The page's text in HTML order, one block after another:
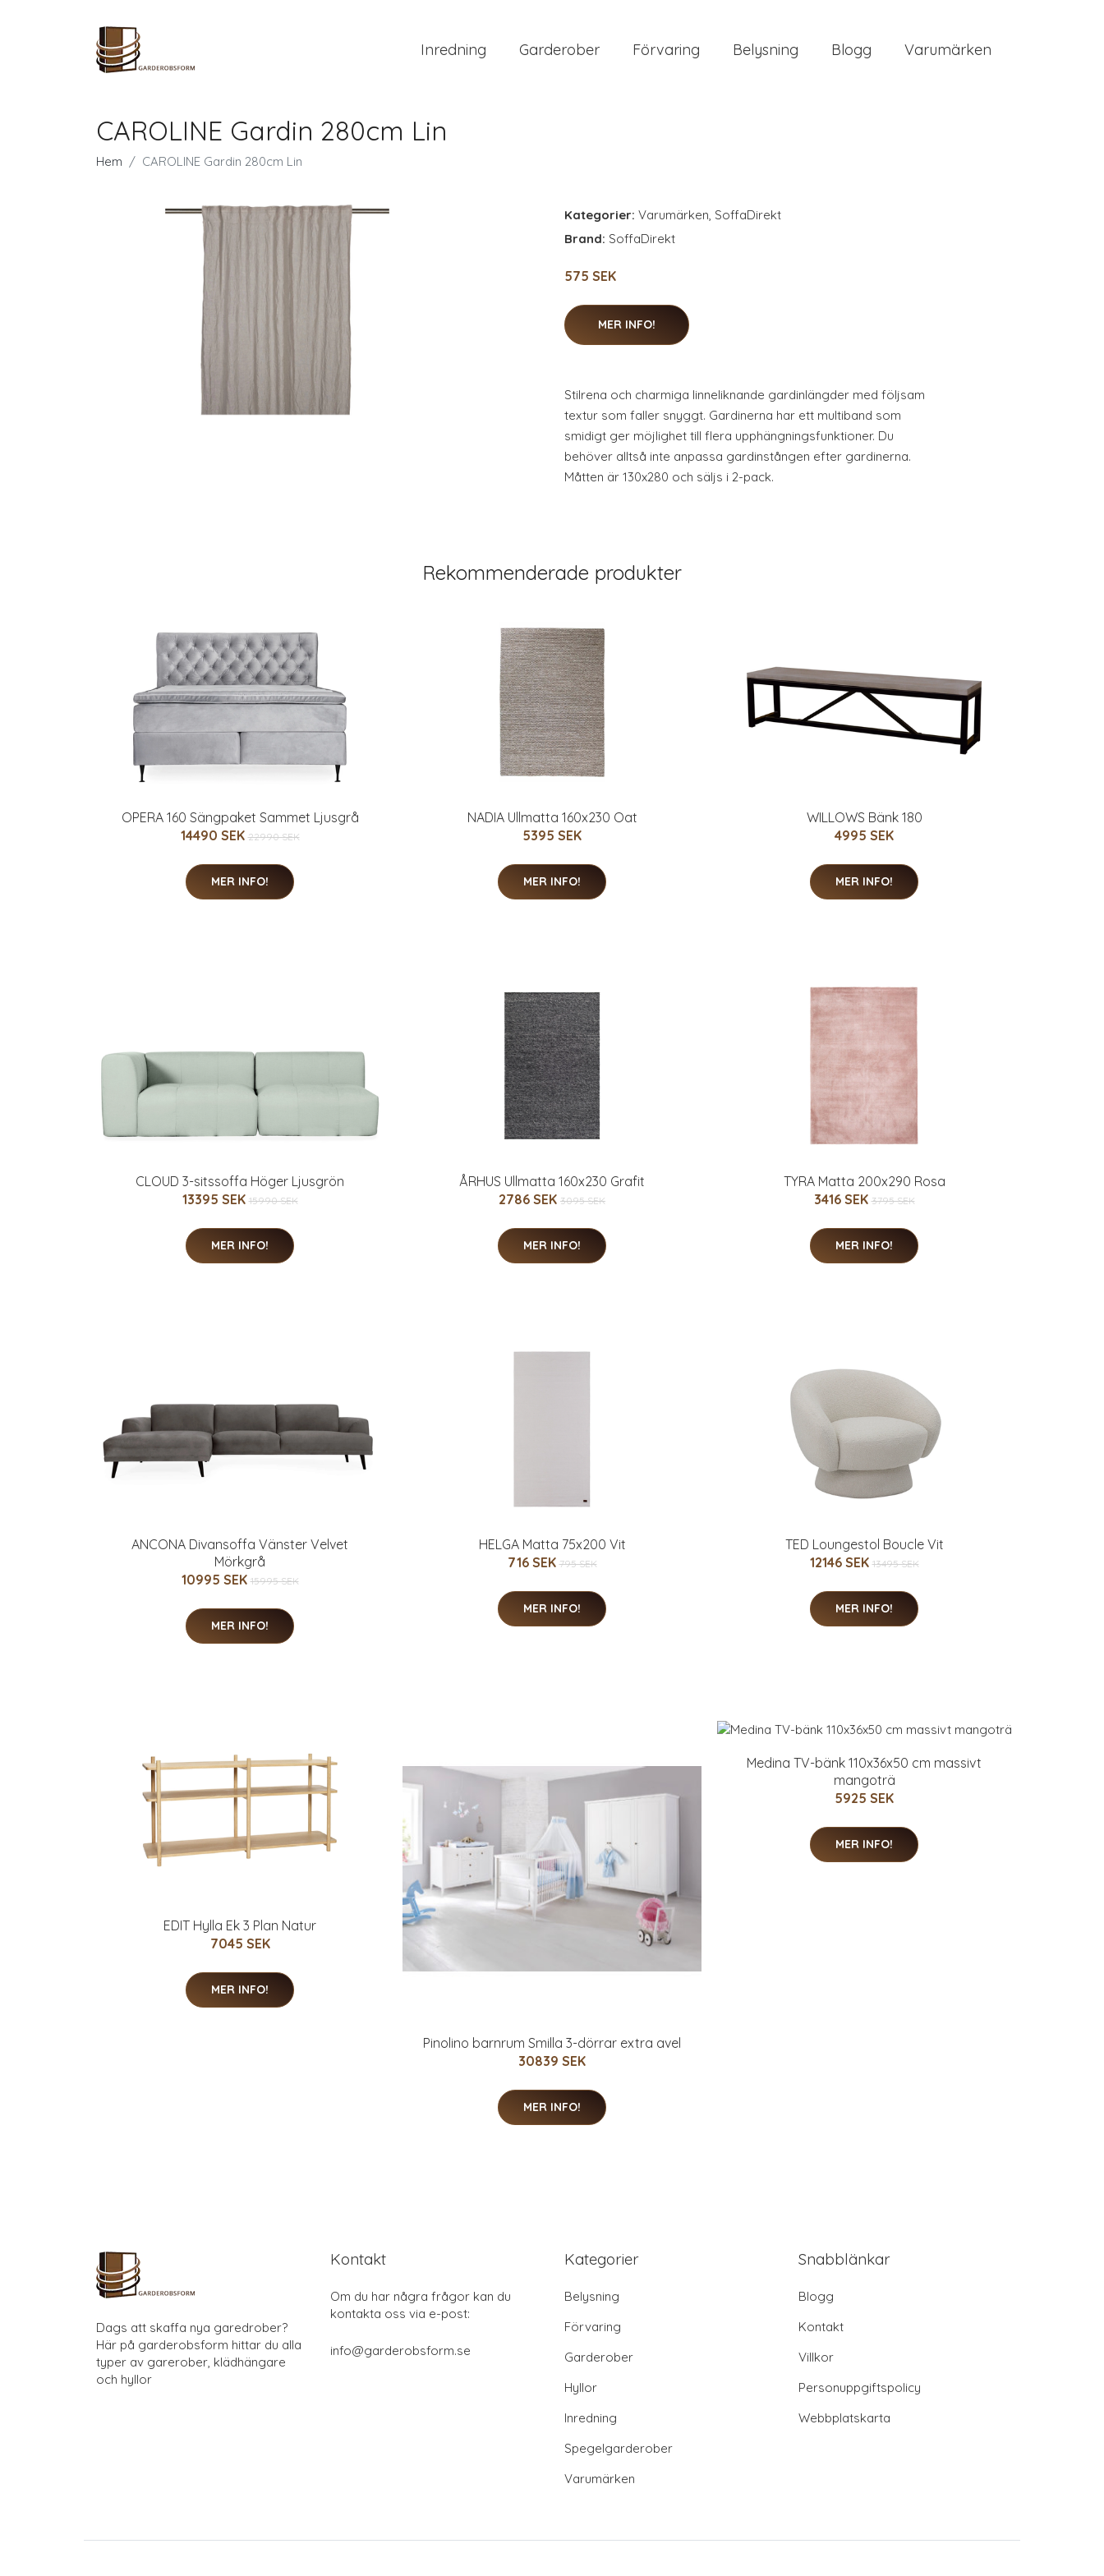
Inredning Garderober Förvaring Belysning Blogg Varumärken
CAROLINE Gardin 280cm Lin
Hem CAROLINE Gardin 280cm Lin
Kategorier: Varumärken, SoffaDirekt
Brand: SoffaDirekt
575 SEK
MER INFO!
Stilrena och charmiga linneliknande gardinlängder med följsam
textur som faller snyggt. Gardinerna har ett multiband som
smidigt ger möjlighet till flera upphängningsfunktioner. Du
behöver alltså inte anpassa gardinstången efter gardinerna.
Måtten är 130x280 och säljs i 2-pack.
Rekommenderade produkter
OPERA 160 Sängpaket Sammet Ljusgrå
14490 SEK 22990 SEK
MER INFO!
NADIA Ullmatta 160x230 Oat
5395 SEK
MER INFO!
WILLOWS Bänk 180
4995 SEK
MER INFO!
CLOUD 3-sitssoffa Höger Ljusgrön
13395 SEK 15990 SEK
MER INFO!
ÅRHUS Ullmatta 160x230 Grafit
2786 SEK 3095 SEK
MER INFO!
TYRA Matta 200x290 Rosa
3416 SEK 3795 SEK
MER INFO!
ANCONA Divansoffa Vänster Velvet
Mörkgrå
10995 SEK 15995 SEK
MER INFO!
HELGA Matta 75x200 Vit
716 SEK 795 SEK
MER INFO!
TED Loungestol Boucle Vit
12146 SEK 13495 SEK
MER INFO!
EDIT Hylla Ek 3 Plan Natur
7045 SEK
MER INFO!
Pinolino barnrum Smilla 3-dörrar extra avel
30839 SEK
MER INFO!
Medina TV-bänk 110x36x50 cm massivt
mangoträ
5925 SEK
MER INFO!
Dags att skaffa nya garedrober?
Här på garderobsform hittar du alla
typer av garerober, klädhängare
och hyllor
Kontakt
Om du har några frågor kan du
kontakta oss via e-post:
info@garderobsform.se
Kategorier
Belysning
Förvaring
Garderober
Hyllor
Inredning
Spegelgarderober
Varumärken
Snabblänkar
Blogg
Kontakt
Villkor
Personuppgiftspolicy
Webbplatskarta